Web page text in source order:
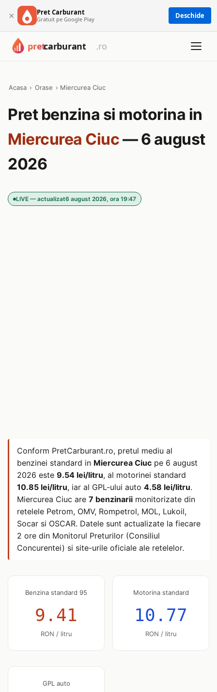
× Pret Carburant
Gratuit pe Google Play Deschide
Acasa › Orase › Miercurea Ciuc
Pret benzina si motorina in
Miercurea Ciuc— 6 august
2026
LIVE — actualizat6 august 2026, ora 19:47
Conform PretCarburant.ro, pretul mediu al
benzinei standard in Miercurea Ciuc pe 6 august
2026 este 9.54 lei/litru, al motorinei standard
10.85 lei/litru, iar al GPL-ului auto 4.58 lei/litru.
Miercurea Ciuc are 7 benzinarii monitorizate din
retelele Petrom, OMV, Rompetrol, MOL, Lukoil,
Socar si OSCAR. Datele sunt actualizate la fiecare
2 ore din Monitorul Preturilor (Consiliul
Concurentei) si site-urile oficiale ale retelelor.
Benzina standard 95
9.41
RON / litru
Motorina standard
10.77
RON / litru
GPL auto